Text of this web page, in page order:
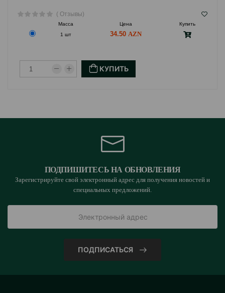
( Отзывы)
Масса Цена
Купить
1 шт
34.50
КУПИТЬ
ПОДПИШИТЕСЬ НА ОБНОВЛЕНИЯ
Зарегистрируйте свой электронный адрес для получения новостей и
специальных предложений.
ПОДПИСАТЬСЯ